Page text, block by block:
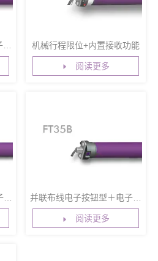
机械行程限位+内置接收功能
阅读更多
并联布线电子按钮型＋电子行
程限位＋遇阻停止功能
阅读更多